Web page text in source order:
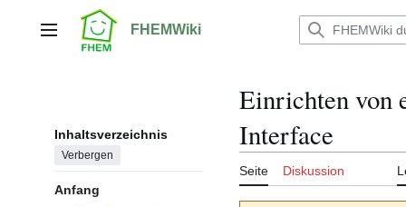
springenHauptmenü FHEMWiki
Inhaltsverzeichnis
Verbergen
Anfang
Einrichten von
Interface
Seite Diskussion